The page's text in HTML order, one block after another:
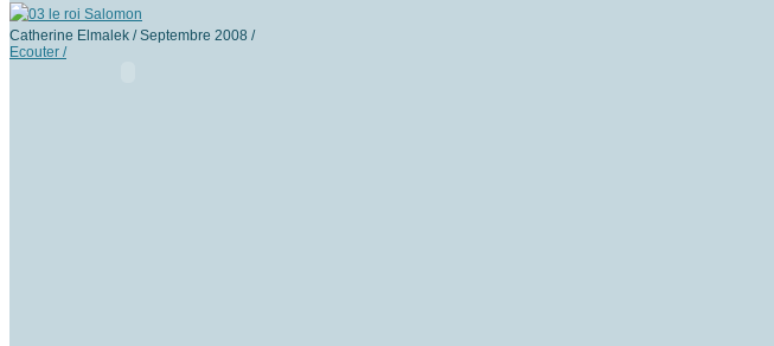
Catherine Elmalek / Septembre 2008 /
Ecouter /